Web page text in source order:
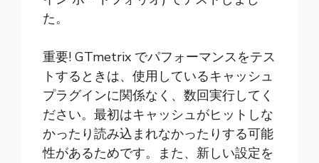
た。
重要! GTmetrix でパフォーマンスをテス
トするときは、使用しているキャッシュ
プラグインに関係なく、数回実行してく
ださい。最初はキャッシュがヒットしな
かったり読み込まれなかったりする可能
性があるためです。また、新しい設定を